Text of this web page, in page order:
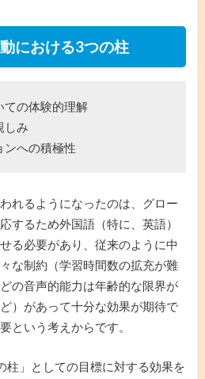
における3つの柱
の体験的理解
しみ
への積極性
れるようになったのは、グロー
するため外国語（特に、英語）
る必要があり、従来のように中
な制約（学習時間数の拡充が難
の音声的能力は年齢的な限界が
）があって十分な効果が期待で
という考えからです。
柱」としての目標に対する効果を